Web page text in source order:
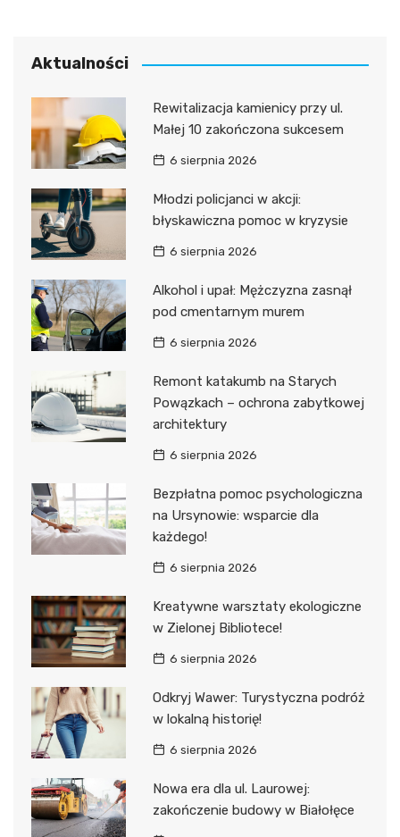
Aktualności
Rewitalizacja kamienicy przy ul.
Małej 10 zakończona sukcesem
6 sierpnia 2026
Młodzi policjanci w akcji:
błyskawiczna pomoc w kryzysie
6 sierpnia 2026
Alkohol i upał: Mężczyzna zasnął
pod cmentarnym murem
6 sierpnia 2026
Remont katakumb na Starych
Powązkach – ochrona zabytkowej
architektury
6 sierpnia 2026
Bezpłatna pomoc psychologiczna
na Ursynowie: wsparcie dla
każdego!
6 sierpnia 2026
Kreatywne warsztaty ekologiczne
w Zielonej Bibliotece!
6 sierpnia 2026
Odkryj Wawer: Turystyczna podróż
w lokalną historię!
6 sierpnia 2026
Nowa era dla ul. Laurowej:
zakończenie budowy w Białołęce